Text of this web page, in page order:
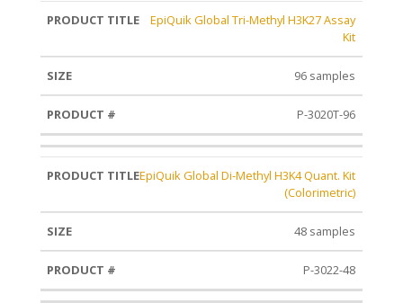
EpiQuik Global Tri-Methyl H3K27 Assay
Kit
96 samples
P-3020T-96
EpiQuik Global Di-Methyl H3K4 Quant. Kit
(Colorimetric)
48 samples
P-3022-48